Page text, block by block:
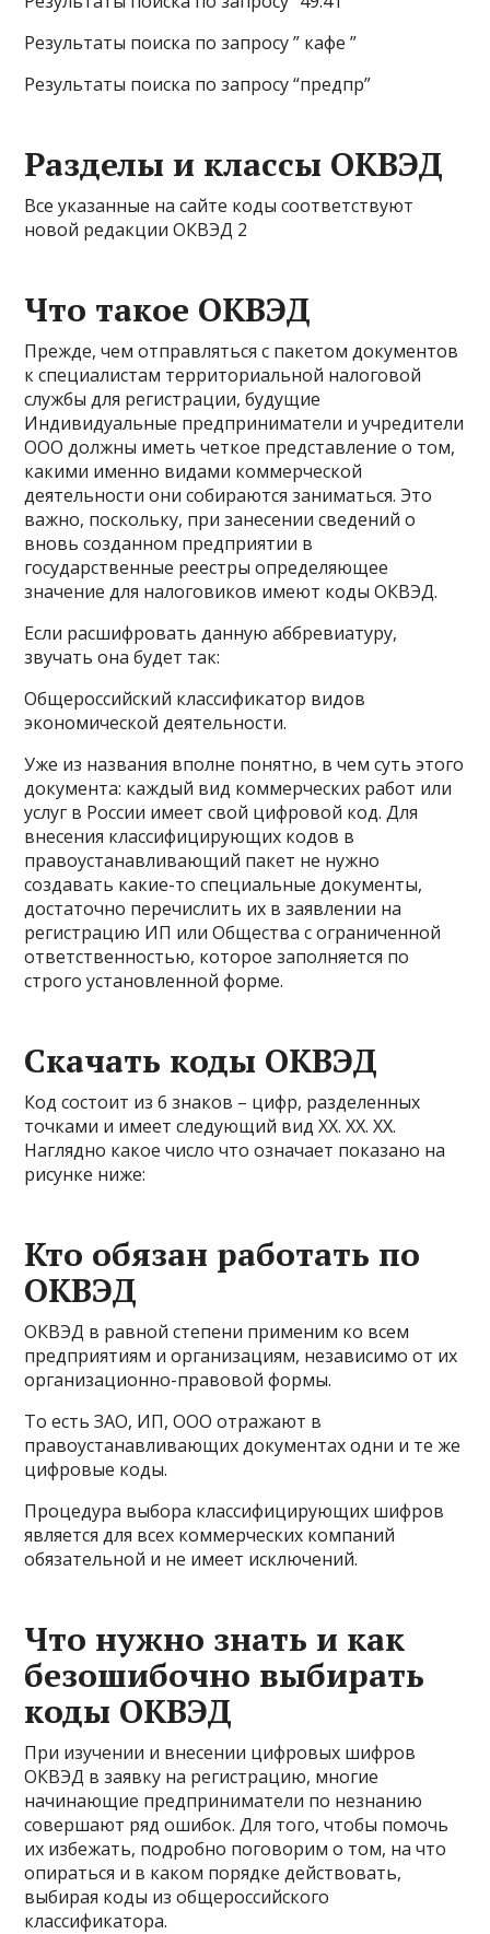
Результаты поиска по запросу ” кафе ”
Результаты поиска по запросу “предпр”
Разделы и классы ОКВЭД
Все указанные на сайте коды соответствуют
новой редакции ОКВЭД 2
Что такое ОКВЭД
Прежде, чем отправляться с пакетом документов
к специалистам территориальной налоговой
службы для регистрации, будущие
Индивидуальные предприниматели и учредители
ООО должны иметь четкое представление о том,
какими именно видами коммерческой
деятельности они собираются заниматься. Это
важно, поскольку, при занесении сведений о
вновь созданном предприятии в
государственные реестры определяющее
значение для налоговиков имеют коды ОКВЭД.
Если расшифровать данную аббревиатуру,
звучать она будет так:
Общероссийский классификатор видов
экономической деятельности.
Уже из названия вполне понятно, в чем суть этого
документа: каждый вид коммерческих работ или
услуг в России имеет свой цифровой код. Для
внесения классифицирующих кодов в
правоустанавливающий пакет не нужно
создавать какие-то специальные документы,
достаточно перечислить их в заявлении на
регистрацию ИП или Общества с ограниченной
ответственностью, которое заполняется по
строго установленной форме.
Скачать коды ОКВЭД
Код состоит из 6 знаков – цифр, разделенных
точками и имеет следующий вид XX. XX. XX.
Наглядно какое число что означает показано на
рисунке ниже:
Кто обязан работать по
ОКВЭД
ОКВЭД в равной степени применим ко всем
предприятиям и организациям, независимо от их
организационно-правовой формы.
То есть ЗАО, ИП, ООО отражают в
правоустанавливающих документах одни и те же
цифровые коды.
Процедура выбора классифицирующих шифров
является для всех коммерческих компаний
обязательной и не имеет исключений.
Что нужно знать и как
безошибочно выбирать
коды ОКВЭД
При изучении и внесении цифровых шифров
ОКВЭД в заявку на регистрацию, многие
начинающие предприниматели по незнанию
совершают ряд ошибок. Для того, чтобы помочь
их избежать, подробно поговорим о том, на что
опираться и в каком порядке действовать,
выбирая коды из общероссийского
классификатора.